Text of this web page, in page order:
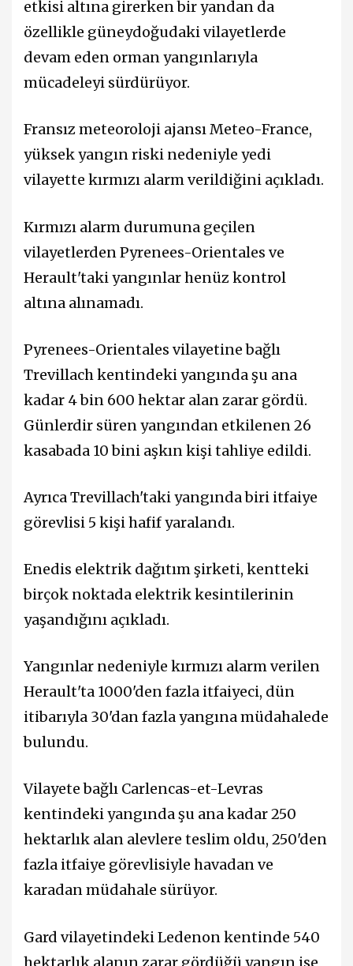
etkisi altına girerken bir yandan da
özellikle güneydoğudaki vilayetlerde
devam eden orman yangınlarıyla
mücadeleyi sürdürüyor.
Fransız meteoroloji ajansı Meteo-France,
yüksek yangın riski nedeniyle yedi
vilayette kırmızı alarm verildiğini açıkladı.
Kırmızı alarm durumuna geçilen
vilayetlerden Pyrenees-Orientales ve
Herault'taki yangınlar henüz kontrol
altına alınamadı.
Pyrenees-Orientales vilayetine bağlı
Trevillach kentindeki yangında şu ana
kadar 4 bin 600 hektar alan zarar gördü.
Günlerdir süren yangından etkilenen 26
kasabada 10 bini aşkın kişi tahliye edildi.
Ayrıca Trevillach'taki yangında biri itfaiye
görevlisi 5 kişi hafif yaralandı.
Enedis elektrik dağıtım şirketi, kentteki
birçok noktada elektrik kesintilerinin
yaşandığını açıkladı.
Yangınlar nedeniyle kırmızı alarm verilen
Herault'ta 1000'den fazla itfaiyeci, dün
itibarıyla 30'dan fazla yangına müdahalede
bulundu.
Vilayete bağlı Carlencas-et-Levras
kentindeki yangında şu ana kadar 250
hektarlık alan alevlere teslim oldu, 250'den
fazla itfaiye görevlisiyle havadan ve
karadan müdahale sürüyor.
Gard vilayetindeki Ledenon kentinde 540
hektarlık alanın zarar gördüğü yangın ise